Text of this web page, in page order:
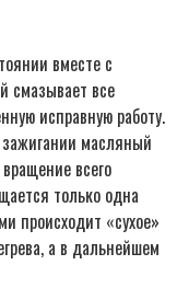
вместе с
смазывает все
исправную работу.
масляный
всего
только одна
происходит «сухое»
а в дальнейшем